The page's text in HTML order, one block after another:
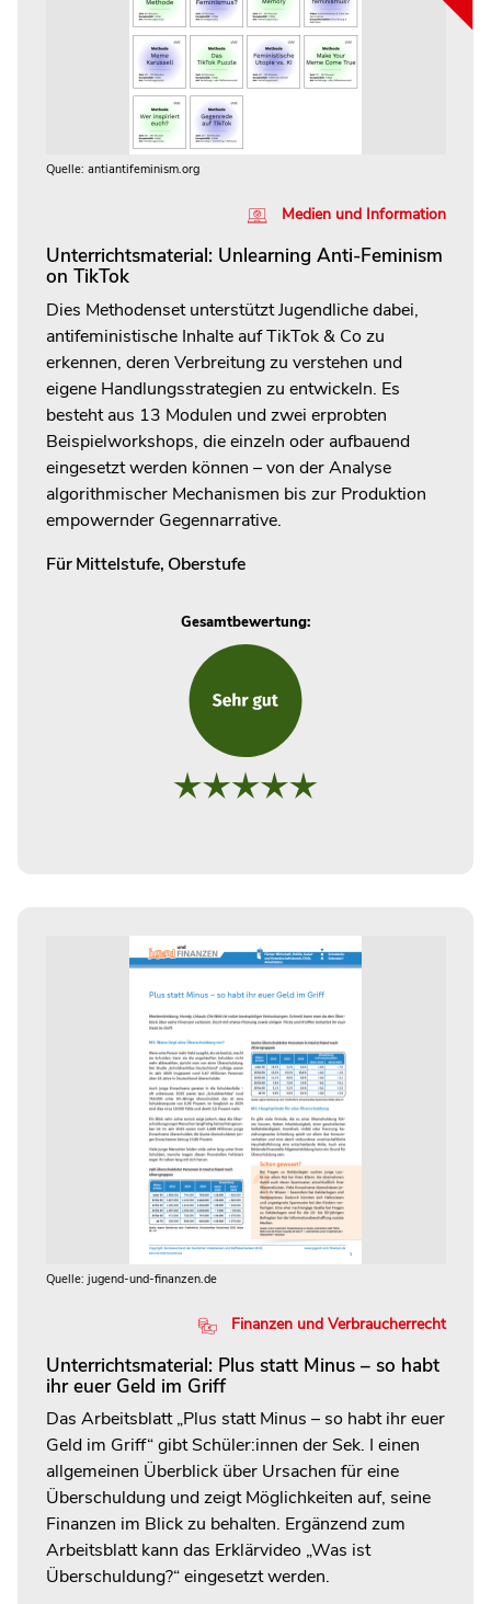
Quelle: antiantifeminism.org
Medien und Information
Unterrichtsmaterial: Unlearning Anti-Feminism
on TikTok
Dies Methodenset unterstützt Jugendliche dabei,
antifeministische Inhalte auf TikTok & Co zu
erkennen, deren Verbreitung zu verstehen und
eigene Handlungsstrategien zu entwickeln. Es
besteht aus 13 Modulen und zwei erprobten
Beispielworkshops, die einzeln oder aufbauend
eingesetzt werden können – von der Analyse
algorithmischer Mechanismen bis zur Produktion
empowernder Gegennarrative.
Für Mittelstufe, Oberstufe
Gesamtbewertung:
Quelle: jugend-und-finanzen.de
Finanzen und Verbraucherrecht
Unterrichtsmaterial: Plus statt Minus – so habt
ihr euer Geld im Griff
Das Arbeitsblatt „Plus statt Minus – so habt ihr euer
Geld im Griff“ gibt Schüler:innen der Sek. I einen
allgemeinen Überblick über Ursachen für eine
Überschuldung und zeigt Möglichkeiten auf, seine
Finanzen im Blick zu behalten. Ergänzend zum
Arbeitsblatt kann das Erklärvideo „Was ist
Überschuldung?“ eingesetzt werden.